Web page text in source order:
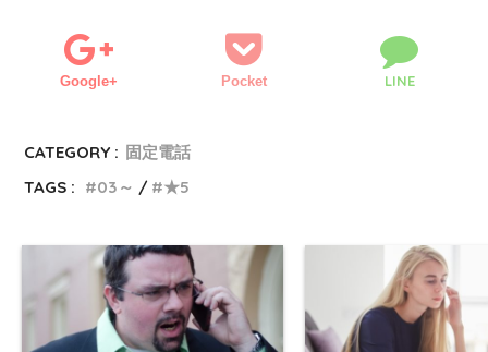
Google+ Pocket LINE
CATEGORY : 固定電話
TAGS :
03～ ★5